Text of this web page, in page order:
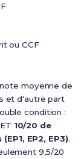
ou CCF
moyenne de
et d'autre part
condition :
ET 10/20 de
EP2, EP3).
9,5/20